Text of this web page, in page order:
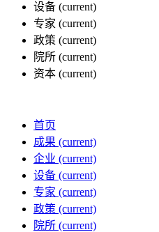
设备 (current)
专家 (current)
政策 (current)
院所 (current)
资本 (current)
首页
成果 (current)
企业 (current)
设备 (current)
专家 (current)
政策 (current)
院所 (current)